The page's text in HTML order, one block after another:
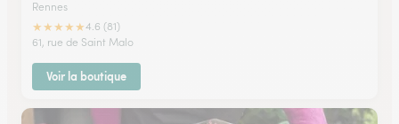
Rennes
★★★★★4.6 (81)
61, rue de Saint Malo
Voir la boutique